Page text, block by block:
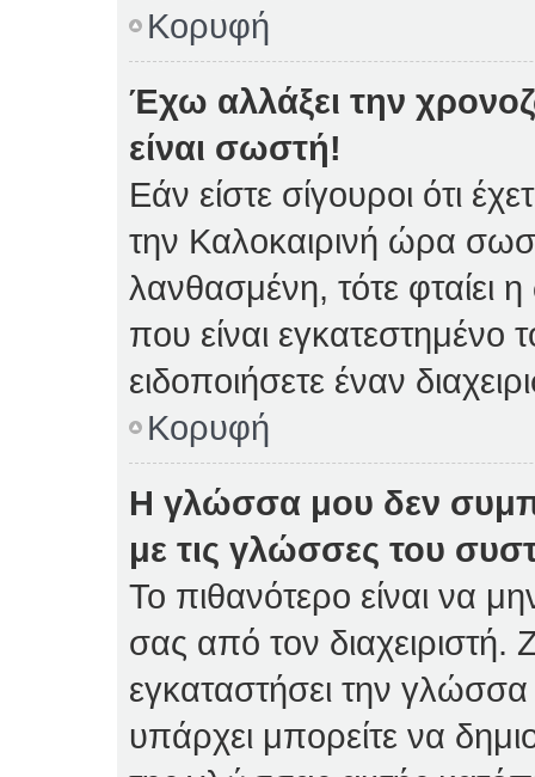
Κορυφή
Έχω αλλάξει την
είναι σωστή!
Εάν είστε σίγουροι ότι
την Καλοκαιρινή ώρα
λανθασμένη, τότε φταίει
που είναι
ειδοποιήσετε έναν
Κορυφή
Η γλώσσα μου δεν
με τις γλώσσες του
Το πιθανότερο είναι να
σας από τον διαχειριστή.
εγκαταστήσει την
υπάρχει μπορείτε να